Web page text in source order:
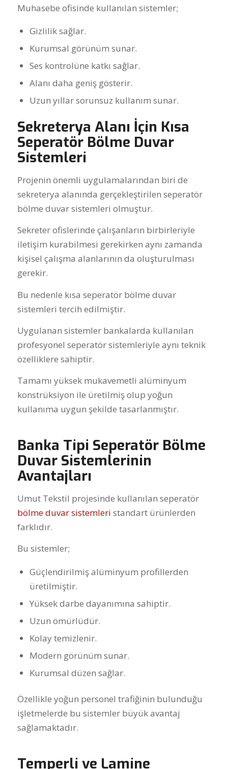
Muhasebe ofisinde kullanılan sistemler;
Gizlilik sağlar.
Kurumsal görünüm sunar.
Ses kontrolüne katkı sağlar.
Alanı daha geniş gösterir.
Uzun yıllar sorunsuz kullanım sunar.
Sekreterya Alanı İçin Kısa
Seperatör Bölme Duvar
Sistemleri
Projenin önemli uygulamalarından biri de
sekreterya alanında gerçekleştirilen seperatör
bölme duvar sistemleri olmuştur.
Sekreter ofislerinde çalışanların birbirleriyle
iletişim kurabilmesi gerekirken aynı zamanda
kişisel çalışma alanlarının da oluşturulması
gerekir.
Bu nedenle kısa seperatör bölme duvar
sistemleri tercih edilmiştir.
Uygulanan sistemler bankalarda kullanılan
profesyonel seperatör sistemleriyle aynı teknik
özelliklere sahiptir.
Tamamı yüksek mukavemetli alüminyum
konstrüksiyon ile üretilmiş olup yoğun
kullanıma uygun şekilde tasarlanmıştır.
Banka Tipi Seperatör Bölme
Duvar Sistemlerinin
Avantajları
Umut Tekstil projesinde kullanılan seperatör
bölme duvar sistemleri standart ürünlerden
farklıdır.
Bu sistemler;
Güçlendirilmiş alüminyum profillerden
üretilmiştir.
Yüksek darbe dayanımına sahiptir.
Uzun ömürlüdür.
Kolay temizlenir.
Modern görünüm sunar.
Kurumsal düzen sağlar.
Özellikle yoğun personel trafiğinin bulunduğu
işletmelerde bu sistemler büyük avantaj
sağlamaktadır.
Temperli ve Lamine